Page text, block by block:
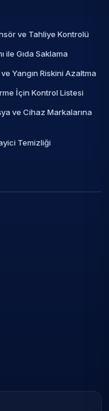
ve Tahliye Kontrolü
ile Gıda Saklama
Yangın Riskini Azaltma
İçin Kontrol Listesi
ve Cihaz Markalarına
Temizliği